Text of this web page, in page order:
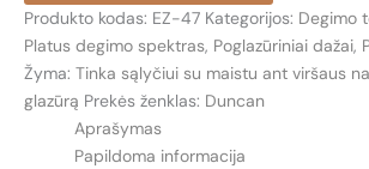
AUDROS
DEBESŲ
(THUNDERCLOUD
GREY)
Produkto kodas: EZ-47 Kategorijos: Degimo
Platus degimo spektras, Poglazūriniai dažai,
Žyma: Tinka sąlyčiui su maistu ant viršaus
glazūrą Prekės ženklas: Duncan
Aprašymas
Papildoma informacija